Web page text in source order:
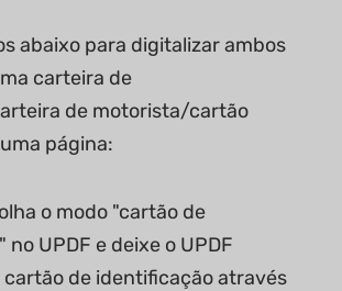
abaixo para digitalizar ambos
carteira de
de motorista/cartão
página:
o modo "cartão de
UPDF e deixe o UPDF
de identificação através